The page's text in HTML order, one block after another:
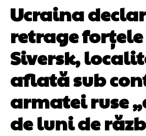
Ucraina
retrage
Siversk,
aflată sub
armatei ruse
de luni de